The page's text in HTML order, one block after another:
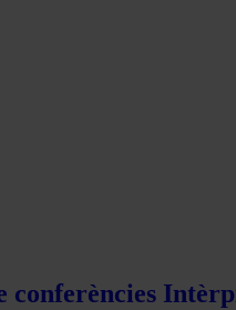
conferències